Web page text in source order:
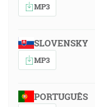
MP3
SLOVENSKY
MP3
PORTUGUÊS